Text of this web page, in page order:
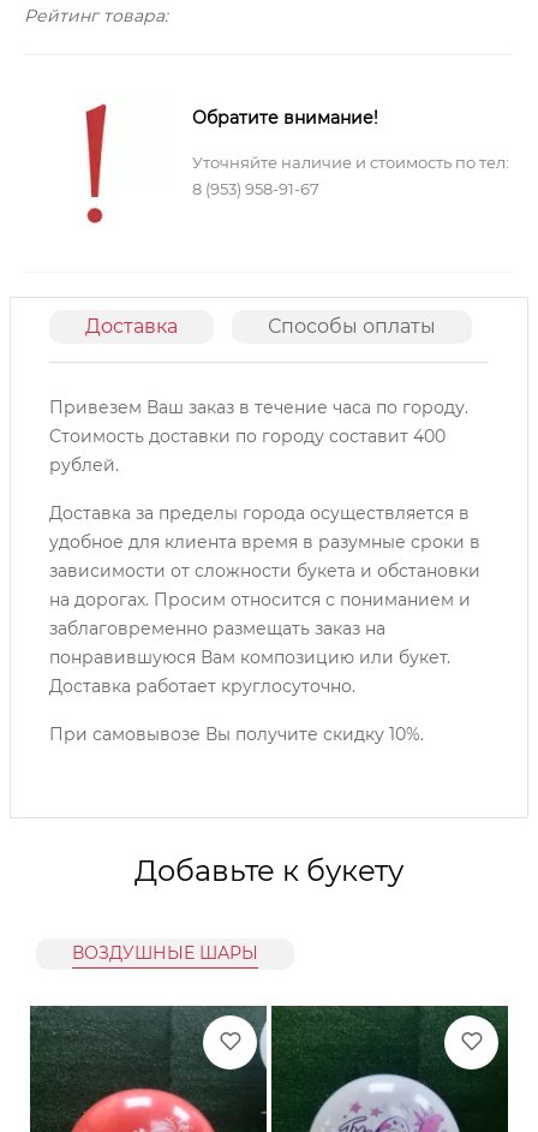
Рейтинг товара:
Обратите внимание!
Уточняйте наличие и стоимость по тел:
8 (953) 958-91-67
Доставка Способы оплаты
Привезем Ваш заказ в течение часа по городу.
Cтоимость доставки по городу составит 400
рублей.
Доставка за пределы города осуществляется в
удобное для клиента время в разумные сроки в
зависимости от сложности букета и обстановки
на дорогах. Просим относится с пониманием и
заблаговременно размещать заказ на
понравившуюся Вам композицию или букет.
Доставка работает круглосуточно.
При самовывозе Вы получите скидку 10%.
Добавьте к букету
ВОЗДУШНЫЕ ШАРЫ